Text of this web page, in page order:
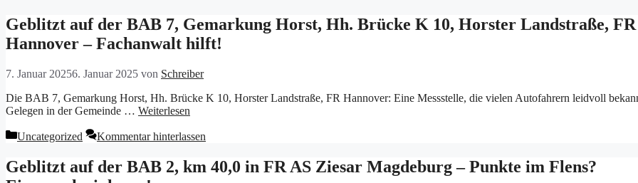
Geblitzt auf der BAB 7, Gemarkung Horst, Hh. Brücke K 10, Horster Landstraße, FR
Hannover – Fachanwalt hilft!
7. Januar 20256. Januar 2025 von Schreiber
Die BAB 7, Gemarkung Horst, Hh. Brücke K 10, Horster Landstraße, FR Hannover: Eine Messstelle, die vielen Autofahrern leidvoll
Gelegen in der Gemeinde … Weiterlesen
Kategorien
Uncategorized Kommentar hinterlassen
Geblitzt auf der BAB 2, km 40,0 in FR AS Ziesar Magdeburg – Punkte im Flens?